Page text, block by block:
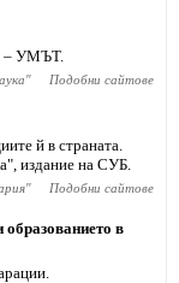
– УМЪТ.
" Подобни сайтове
й в страната.
издание на СУБ.
" Подобни сайтове
в